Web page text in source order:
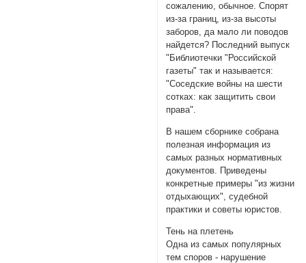
сожалению, обычное. Спорят
из-за границ, из-за высоты
заборов, да мало ли поводов
найдется? Последний выпуск
"Библиотечки "Российской
газеты" так и называется:
"Соседские войны на шести
сотках: как защитить свои
права".
В нашем сборнике собрана
полезная информация из
самых разных нормативных
документов. Приведены
конкретные примеры "из жизни
отдыхающих", судебной
практики и советы юристов.
Тень на плетень
Одна из самых популярных
тем споров - нарушение